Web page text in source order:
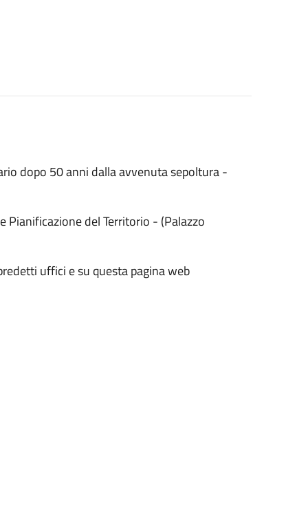
dopo 50 anni dalla avvenuta sepoltura -
Pianificazione del Territorio - (Palazzo
uffici e su questa pagina web